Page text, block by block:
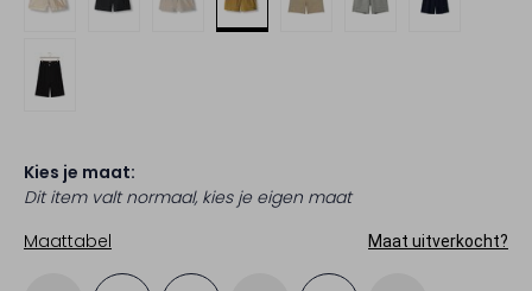
Kies je maat:
Dit item valt normaal, kies je eigen maat
Maattabel
Maat uitverkocht?